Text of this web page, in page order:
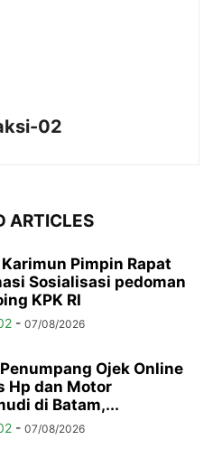
02
ARTICLES
Pimpin Rapat
Sosialisasi pedoman
KPK RI
- 07/08/2026
Ojek Online
Hp dan Motor
di Batam,...
- 07/08/2026